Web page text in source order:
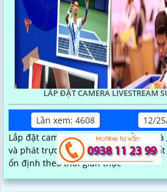
LẮP ĐẶT CAMERA LIVESTREAM
Lần xem: 4608
12/
Lắp đặt camera livestream thể thao
và phát trực tiếp các trận đấu với
ổn định theo thời gian thực